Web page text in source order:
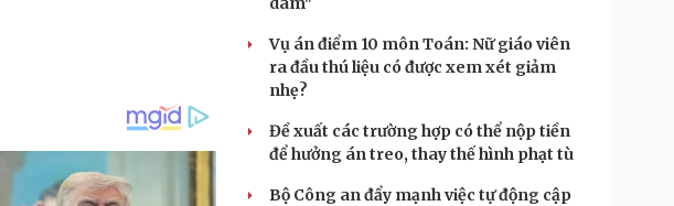
Vụ án điểm 10 môn Toán: Nữ giáo viên
ra đầu thú liệu có được xem xét giảm
nhẹ?
Đề xuất các trường hợp có thể nộp tiền
để hưởng án treo, thay thế hình phạt tù
Bộ Công an đẩy mạnh việc tự động cập